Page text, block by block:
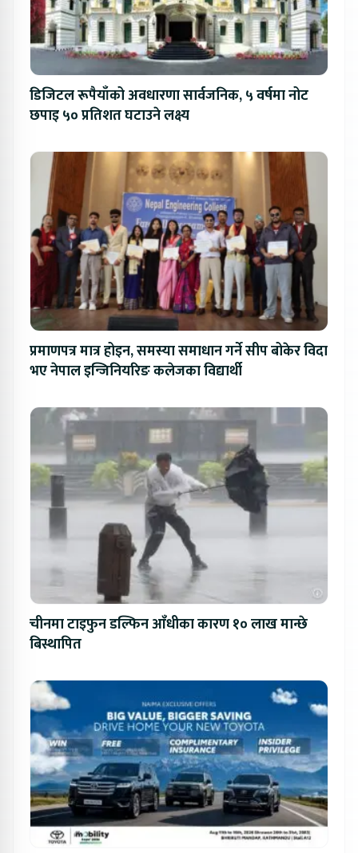
डिजिटल रूपैयाँको अवधारणा सार्वजनिक, ५ वर्षमा नोट
छपाइ ५० प्रतिशत घटाउने लक्ष्य
प्रमाणपत्र मात्र होइन, समस्या समाधान गर्ने सीप बोकेर विदा
भए नेपाल इन्जिनियरिङ कलेजका विद्यार्थी
चीनमा टाइफुन डल्फिन आँधीका कारण १० लाख मान्छे
बिस्थापित